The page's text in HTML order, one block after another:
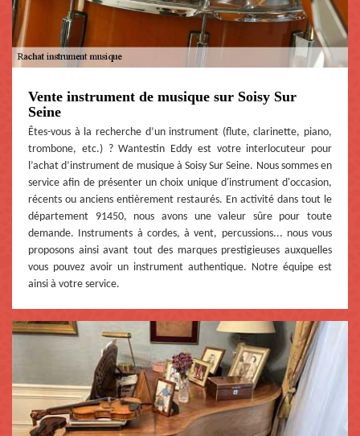
Vente instrument de musique sur Soisy Sur
Seine
Êtes-vous à la recherche d’un instrument (flute, clarinette, piano,
trombone, etc.) ? Wantestin Eddy est votre interlocuteur pour
l’achat d’instrument de musique à Soisy Sur Seine. Nous sommes en
service afin de présenter un choix unique d'instrument d'occasion,
récents ou anciens entièrement restaurés. En activité dans tout le
département 91450, nous avons une valeur sûre pour toute
demande. Instruments à cordes, à vent, percussions... nous vous
proposons ainsi avant tout des marques prestigieuses auxquelles
vous pouvez avoir un instrument authentique. Notre équipe est
ainsi à votre service.